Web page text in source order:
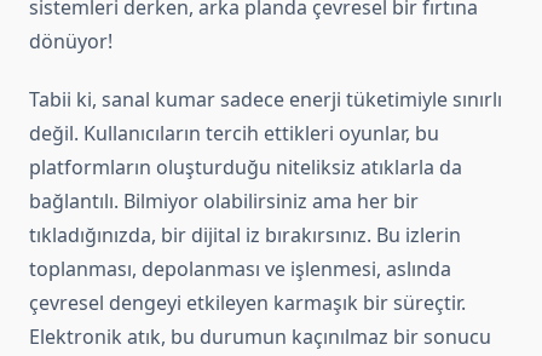
sistemleri derken, arka planda çevresel bir fırtına
dönüyor!
Tabii ki, sanal kumar sadece enerji tüketimiyle sınırlı
değil. Kullanıcıların tercih ettikleri oyunlar, bu
platformların oluşturduğu niteliksiz atıklarla da
bağlantılı. Bilmiyor olabilirsiniz ama her bir
tıkladığınızda, bir dijital iz bırakırsınız. Bu izlerin
toplanması, depolanması ve işlenmesi, aslında
çevresel dengeyi etkileyen karmaşık bir süreçtir.
Elektronik atık, bu durumun kaçınılmaz bir sonucu